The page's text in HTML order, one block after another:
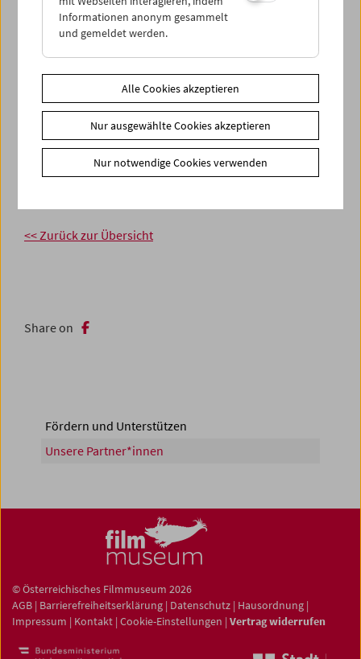
<< Zurück zur Übersicht
Share on
Fördern und Unterstützen
Unsere Partner*innen
© Österreichisches Filmmuseum 2026
AGB | Barrierefreiheitserklärung | Datenschutz | Hausordnung |
Impressum | Kontakt | Cookie-Einstellungen | Vertrag widerrufen
Informationen anonym gesammelt
und gemeldet werden.
Alle Cookies akzeptieren
Nur ausgewählte Cookies akzeptieren
Nur notwendige Cookies verwenden